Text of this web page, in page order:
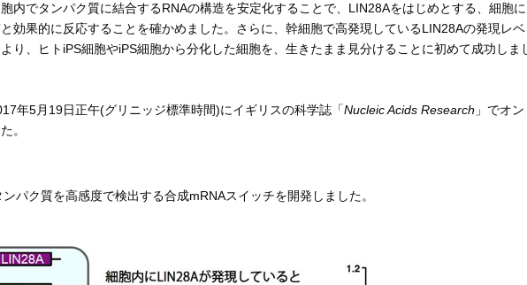
内でタンパク質に結合するRNAの構造を安定化することで、LIN28Aをはじめとする、細胞に
効果的に反応することを確かめました。さらに、幹細胞で高発現しているLIN28Aの発現レベ
り、ヒトiPS細胞やiPS細胞から分化した細胞を、生きたまま見分けることに初めて成功しま
年5月19日正午(グリニッジ標準時間)にイギリスの科学誌「Nucleic Acids Research 」でオン
。
パク質を高感度で検出する合成mRNAスイッチを開発しました。